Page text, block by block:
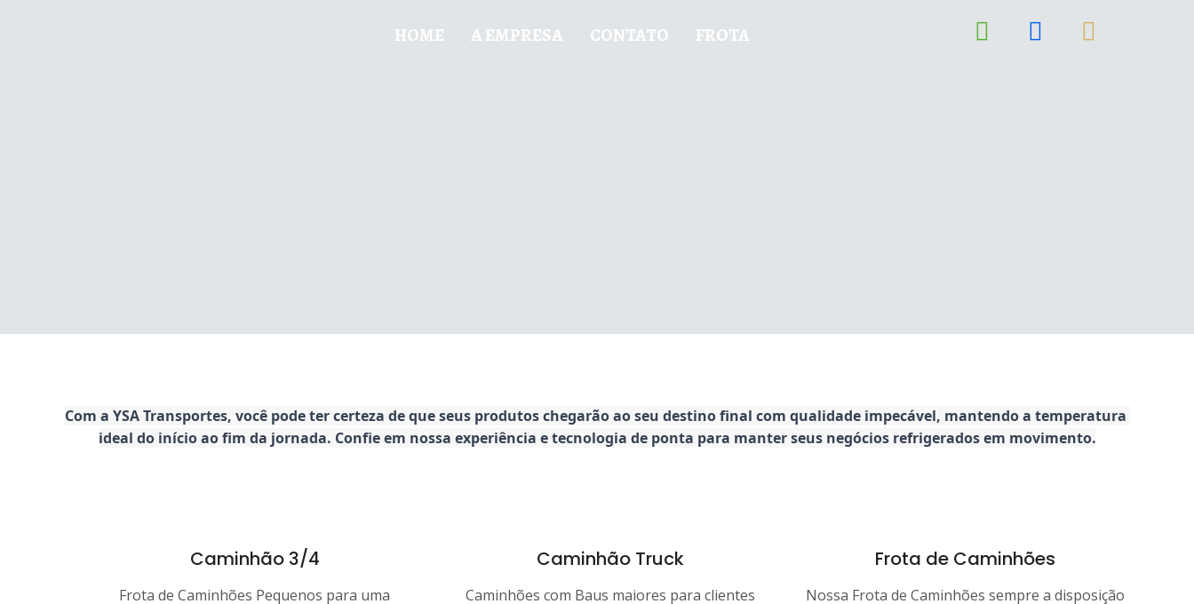
HOME A EMPRESA CONTATO FROTA
Com a YSA Transportes, você pode ter certeza de que seus produtos chegarão ao seu destino final com qualidade impecável, mantendo a temperatura
ideal do início ao fim da jornada. Confie em nossa experiência e tecnologia de ponta para manter seus negócios refrigerados em movimento.
Caminhão 3/4
Frota de Caminhões Pequenos para uma
Caminhão Truck
Caminhões com Baus maiores para clientes
Frota de Caminhões
Nossa Frota de Caminhões sempre a disposição